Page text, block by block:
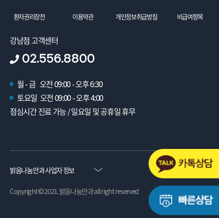
환자권리장전 이용약관 개인정보취급방침 비급여항목
강남점 고객센터
02.556.8800
월 - 금 오전 09:00 - 오후 6:30
토요일 오전 09:00 - 오후 4:00
점심시간 진료 가능 / 일요일 및 공휴일 휴무
밝음나눔안과 사업자 정보
Copyright © 2021. 밝음나눔안과 all right reserved